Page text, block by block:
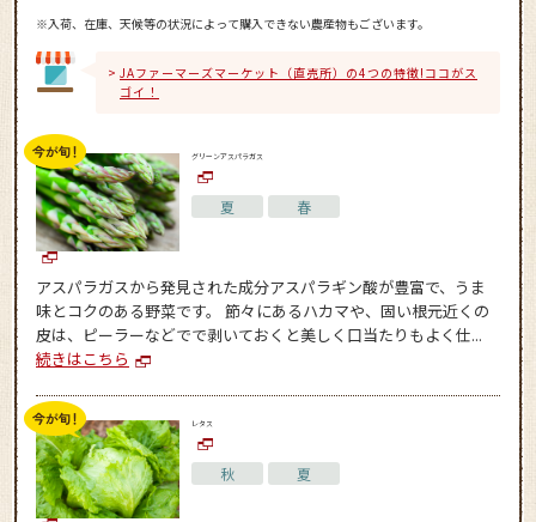
※入荷、在庫、天候等の状況によって購入できない農産物もございます。
JAファーマーズマーケット（直売所）の4つの特徴!ココがス
ゴイ！
グリーンアスパラガス
夏 春
アスパラガスから発見された成分アスパラギン酸が豊富で、うま
味とコクのある野菜です。 節々にあるハカマや、固い根元近くの
皮は、ピーラーなどでで剥いておくと美しく口当たりもよく仕...
続きはこちら
レタス
秋 夏